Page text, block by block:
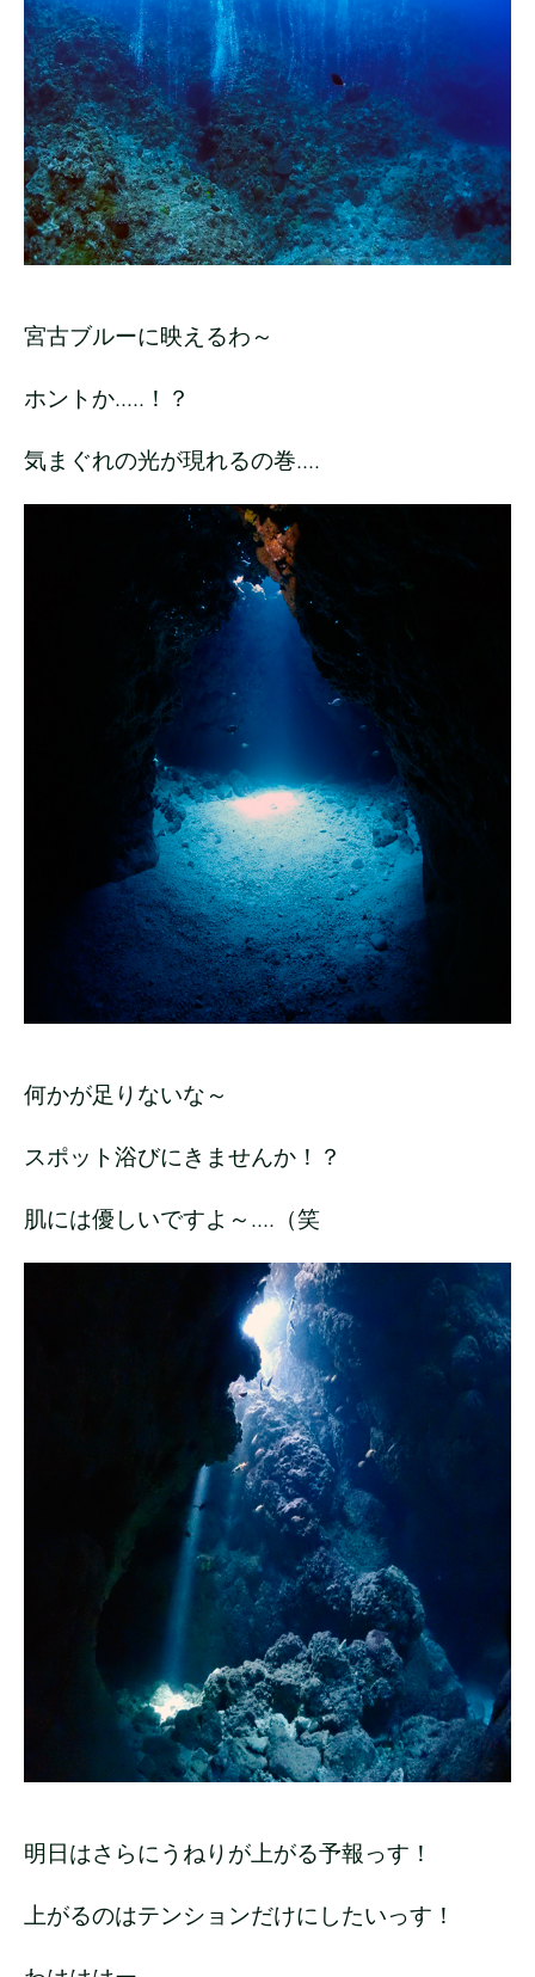
宮古ブルーに映えるわ～
ホントか.....！？
気まぐれの光が現れるの巻....
何かが足りないな～
スポット浴びにきませんか！？
肌には優しいですよ～....（笑
明日はさらにうねりが上がる予報っす！
上がるのはテンションだけにしたいっす！